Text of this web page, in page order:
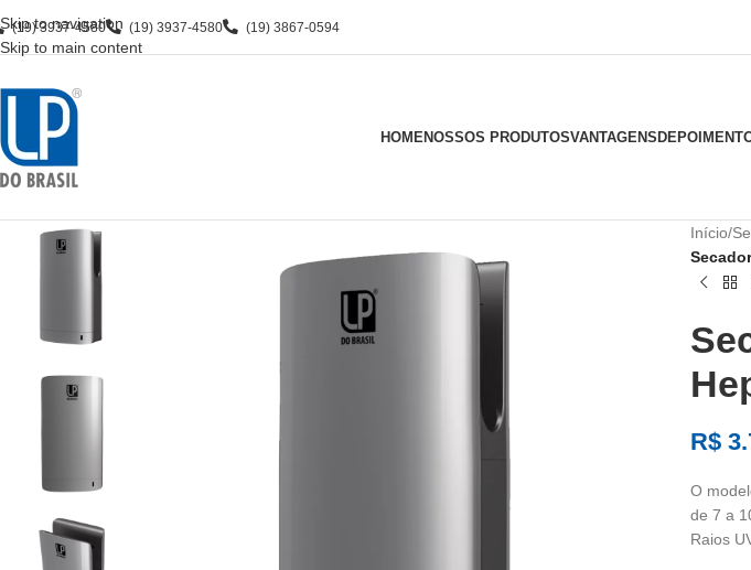
Skip to navigation
Skip to main content
(19) 3937-4580 (19) 3937-4580 (19) 3867-0594
HOMENOSSOS PRODUTOSVANTAGENS
Início/
R$
O
de 7 a
Raios